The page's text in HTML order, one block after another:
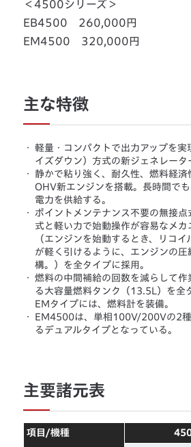
＜4500シリーズ＞
EB4500 260,000円
EM4500 320,000円
主な特徴
・
軽量・コンパクトで出力アップを実
イズダウン）方式の新ジェネレータ
・
静かで粘り強く、耐久性、燃料経済
OHV新エンジンを搭載。長時間で
電力を供給する。
・
ポイントメンテナンス不要の無接点
式と軽い力で始動操作が容易なメカ
（エンジンを始動するとき、リコ
が軽く引けるように、エンジンの
構。）を全タイプに採用。
・
燃料の中間補給の回数を減らして作
る大容量燃料タンク（13.5L）を全
EMタイプには、燃料計を装備。
・
EM4500は、単相100V/200Vの2種
るデュアルタイプとなっている。
主要諸元表
項目/機種